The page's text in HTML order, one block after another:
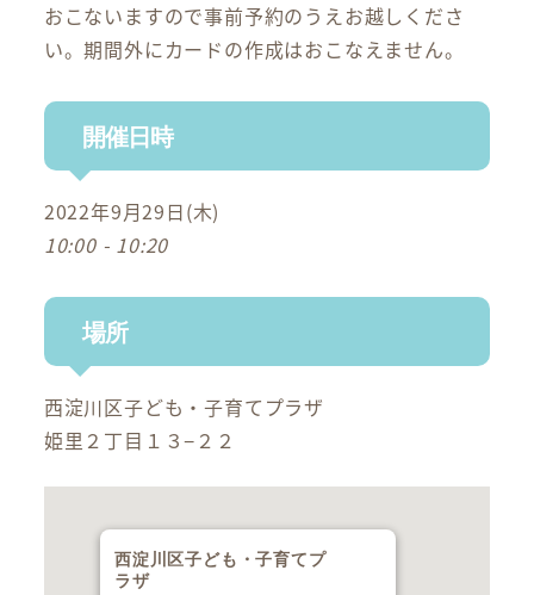
おこないますので事前予約のうえお越しくださ
い。期間外にカードの作成はおこなえません。
開催日時
2022年9月29日(木)
10:00 - 10:20
場所
西淀川区子ども・子育てプラザ
姫里２丁目１３−２２
西淀川区子ども・子育てプ
ラザ